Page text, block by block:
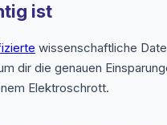
ist
wissenschaftliche
dir die genauen
Elektroschrott.